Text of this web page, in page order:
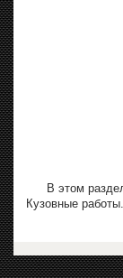
В этом
Кузовные